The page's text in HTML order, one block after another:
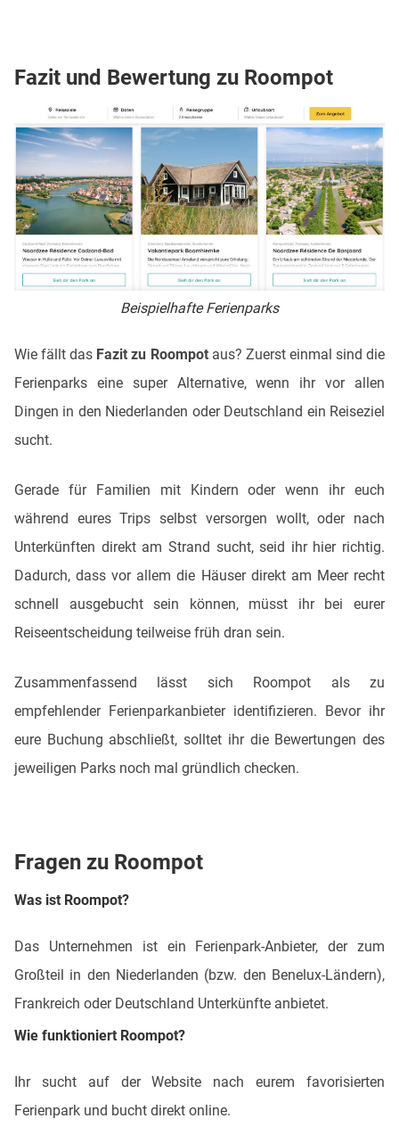
Fazit und Bewertung zu Roompot
Beispielhafte Ferienparks
Wie fällt das Fazit zu Roompotaus? Zuerst einmal sind die
Ferienparks eine super Alternative, wenn ihr vor allen
Dingen in den Niederlanden oder Deutschland ein Reiseziel
sucht.
Gerade für Familien mit Kindern oder wenn ihr euch
während eures Trips selbst versorgen wollt, oder nach
Unterkünften direkt am Strand sucht, seid ihr hier richtig.
Dadurch, dass vor allem die Häuser direkt am Meer recht
schnell ausgebucht sein können, müsst ihr bei eurer
Reiseentscheidung teilweise früh dran sein.
Zusammenfassend lässt sich Roompot als zu
empfehlender Ferienparkanbieter identifizieren. Bevor ihr
eure Buchung abschließt, solltet ihr die Bewertungen des
jeweiligen Parks noch mal gründlich checken.
Fragen zu Roompot
Was ist Roompot?
Das Unternehmen ist ein Ferienpark-Anbieter, der zum
Großteil in den Niederlanden (bzw. den Benelux-Ländern),
Frankreich oder Deutschland Unterkünfte anbietet.
Wie funktioniert Roompot?
Ihr sucht auf der Website nach eurem favorisierten
Ferienpark und bucht direkt online.